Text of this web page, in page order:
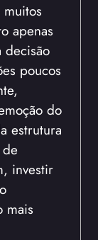
apenas
decisão
poucos
do
estrutura
investir
mais